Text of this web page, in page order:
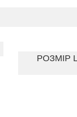
РОЗМІР